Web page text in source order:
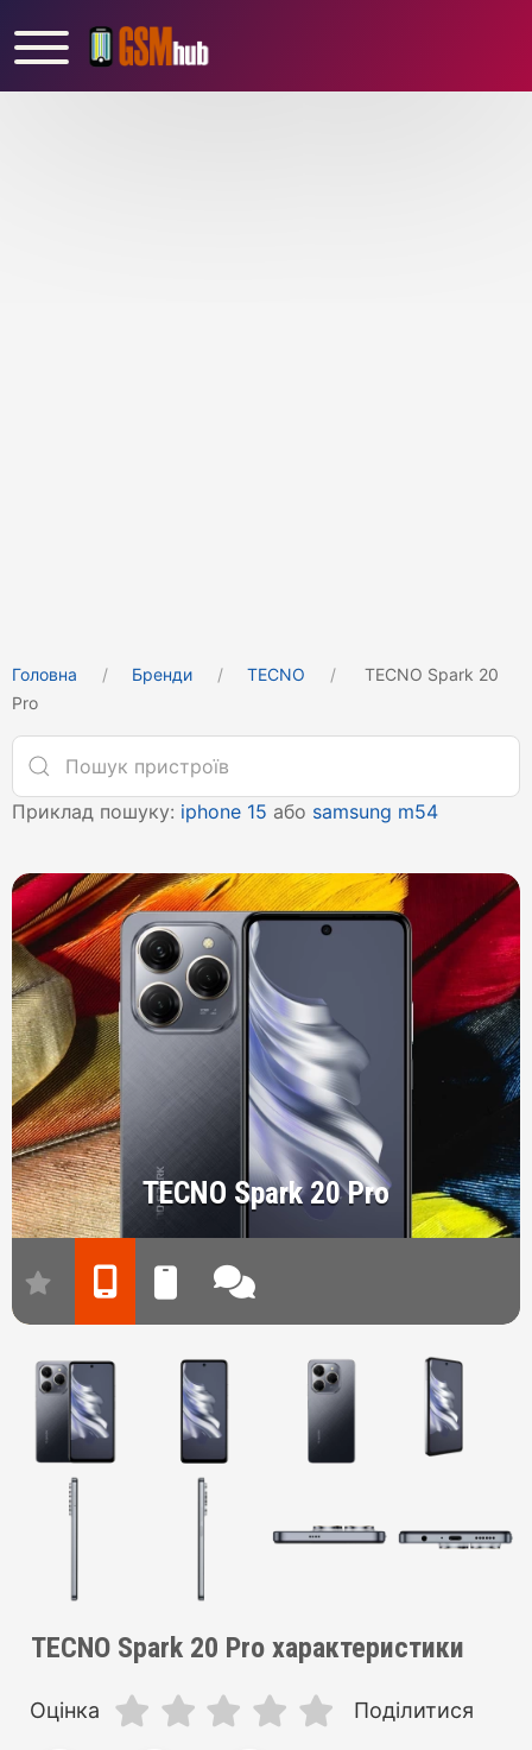
Головна Бренди TECNO
TECNO Spark 20
Pro
Приклад пошуку: iphone 15 або samsung m54
TECNO Spark 20 Pro
TECNO Spark 20 Pro характеристики
Оцінка Поділитися